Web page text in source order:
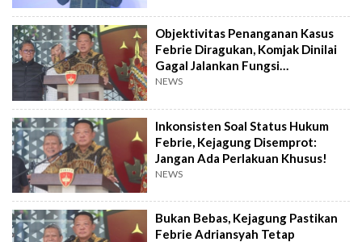
Objektivitas Penanganan Kasus
Febrie Diragukan, Komjak Dinilai
Gagal Jalankan Fungsi
Pengawasan
NEWS
Inkonsisten Soal Status Hukum
Febrie, Kejagung Disemprot:
Jangan Ada Perlakuan Khusus!
NEWS
Bukan Bebas, Kejagung Pastikan
Febrie Adriansyah Tetap